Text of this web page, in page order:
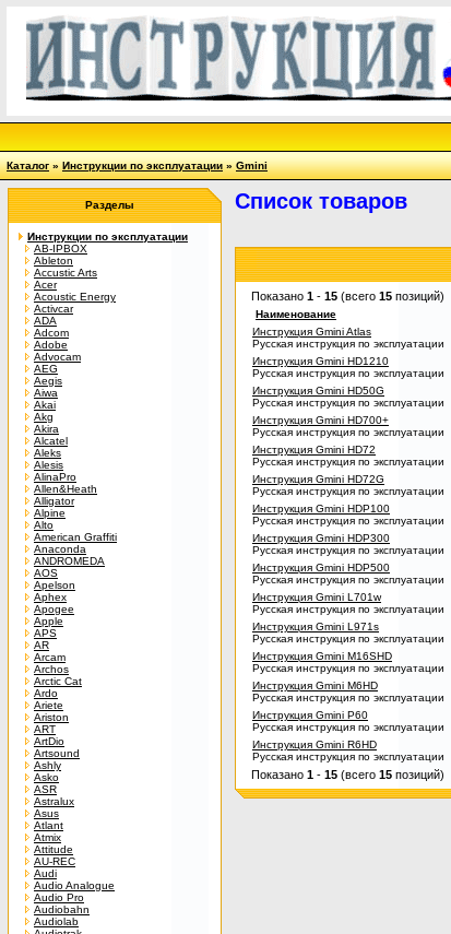
Каталог»Инструкции по эксплуатации»Gmini
Разделы
Инструкции по эксплуатации
AB-IPBOX
Ableton
Accustic Arts
Acer
Acoustic Energy
Activcar
ADA
Adcom
Adobe
Advocam
AEG
Aegis
Aiwa
Akai
Akg
Akira
Alcatel
Aleks
Alesis
AlinaPro
Allen&Heath
Alligator
Alpine
Alto
American Graffiti
Anaconda
ANDROMEDA
AOS
Apelson
Aphex
Apogee
Apple
APS
AR
Arcam
Archos
Arctic Cat
Ardo
Ariete
Ariston
ART
ArtDio
Artsound
Ashly
Asko
ASR
Astralux
Asus
Atlant
Atmix
Attitude
AU-REC
Audi
Audio Analogue
Audio Pro
Audiobahn
Audiolab
Список товаров
Показано 1 - 15 (всего 15 позиций)
Наименование
Инструкция Gmini Atlas
Русская инструкция по эксплуатации
Инструкция Gmini HD1210
Русская инструкция по эксплуатации
Инструкция Gmini HD50G
Русская инструкция по эксплуатации
Инструкция Gmini HD700+
Русская инструкция по эксплуатации
Инструкция Gmini HD72
Русская инструкция по эксплуатации
Инструкция Gmini HD72G
Русская инструкция по эксплуатации
Инструкция Gmini HDP100
Русская инструкция по эксплуатации
Инструкция Gmini HDP300
Русская инструкция по эксплуатации
Инструкция Gmini HDP500
Русская инструкция по эксплуатации
Инструкция Gmini L701w
Русская инструкция по эксплуатации
Инструкция Gmini L971s
Русская инструкция по эксплуатации
Инструкция Gmini M16SHD
Русская инструкция по эксплуатации
Инструкция Gmini M6HD
Русская инструкция по эксплуатации
Инструкция Gmini P60
Русская инструкция по эксплуатации
Инструкция Gmini R6HD
Русская инструкция по эксплуатации
Показано 1 - 15 (всего 15 позиций)